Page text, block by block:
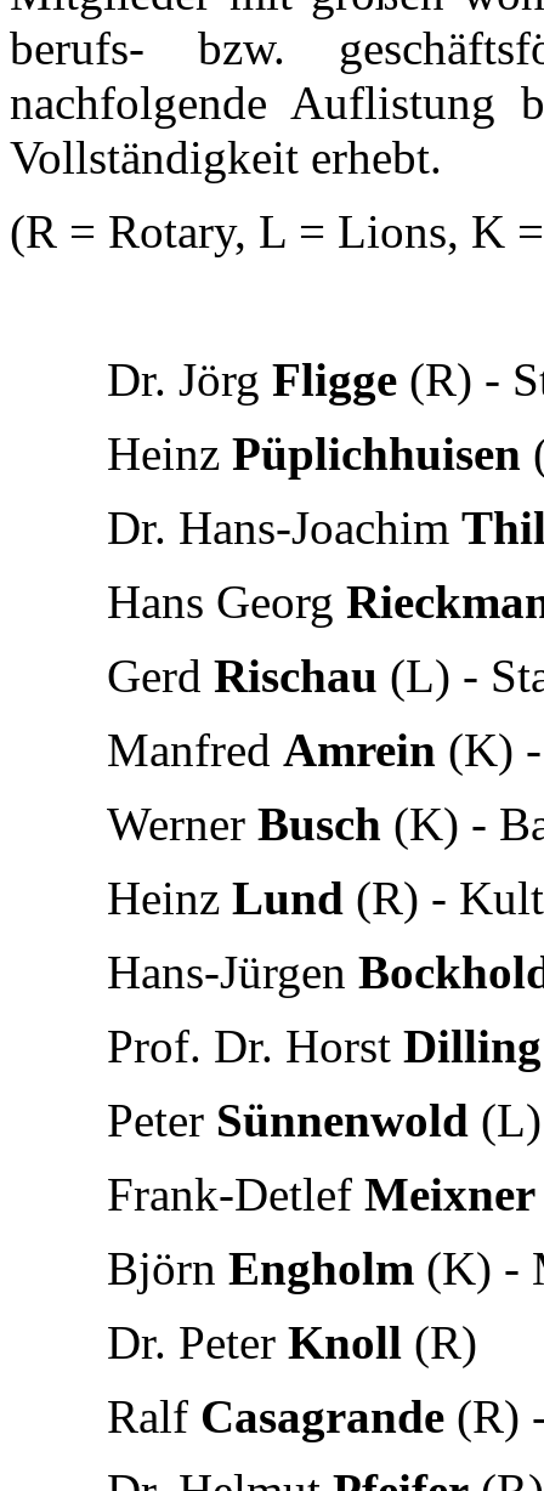
berufs- bzw.
nachfolgende Auflistung
Vollständigkeit erhebt.
(R = Rotary, L = Lions, K
Dr. Jörg Fligge (R) -
Heinz Püplichhuisen
Dr. Hans-Joachim
Hans Georg
Gerd Rischau (L) -
Manfred Amrein (K)
Werner Busch (K) -
Heinz Lund (R) -
Hans-Jürgen
Prof. Dr. Horst Dilling
Peter Sünnenwold
Frank-Detlef Meixner
Björn Engholm (K) -
Dr. Peter Knoll (R)
Ralf Casagrande (R)